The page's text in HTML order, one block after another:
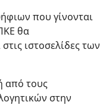
που γίνονται
θα
ιστοσελίδες των
από τους
στην